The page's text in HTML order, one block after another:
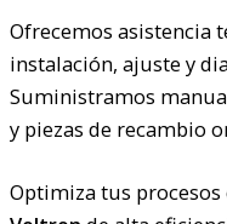
Ofrecemos asistencia
instalación, ajuste y
Suministramos
y piezas de recambio
Optimiza tus procesos